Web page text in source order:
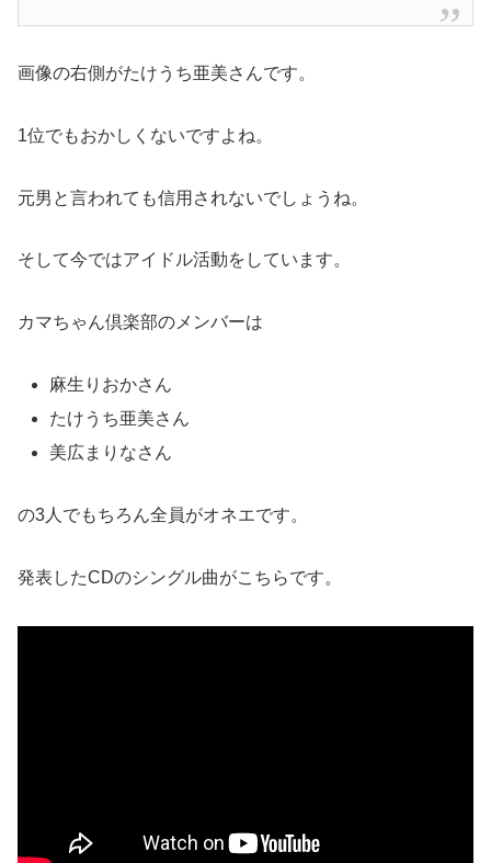
画像の右側がたけうち亜美さんです。
1位でもおかしくないですよね。
元男と言われても信用されないでしょうね。
そして今ではアイドル活動をしています。
カマちゃん倶楽部のメンバーは
麻生りおかさん
たけうち亜美さん
美広まりなさん
の3人でもちろん全員がオネエです。
発表したCDのシングル曲がこちらです。